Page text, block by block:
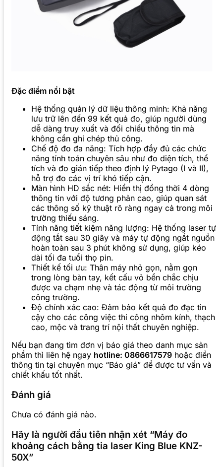
Đặc điểm nổi bật
Hệ thống quản lý dữ liệu thông minh: Khả năng
lưu trữ lên đến 99 kết quả đo, giúp người dùng
dễ dàng truy xuất và đối chiếu thông tin mà
không cần ghi chép thủ công.
Chế độ đo đa năng: Tích hợp đầy đủ các chức
năng tính toán chuyên sâu như đo diện tích, thể
tích và đo gián tiếp theo định lý Pytago (I và II),
hỗ trợ đo các vị trí khó tiếp cận.
Màn hình HD sắc nét: Hiển thị đồng thời 4 dòng
thông tin với độ tương phản cao, giúp quan sát
các thông số kỹ thuật rõ ràng ngay cả trong môi
trường thiếu sáng.
Tính năng tiết kiệm năng lượng: Hệ thống laser tự
động tắt sau 30 giây và máy tự động ngắt nguồn
hoàn toàn sau 3 phút không sử dụng, giúp kéo
dài tối đa tuổi thọ pin.
Thiết kế tối ưu: Thân máy nhỏ gọn, nằm gọn
trong lòng bàn tay, kết cấu vỏ bền chắc chịu
được va chạm nhẹ và tác động từ môi trường
công trường.
Độ chính xác cao: Đảm bảo kết quả đo đạc tin
cậy cho các công việc thi công nhôm kính, thạch
cao, mộc và trang trí nội thất chuyên nghiệp.
Nếu bạn đang tìm đơn vị báo giá theo danh mục sản
phẩm thì liên hệ ngay hotline: 0866617579 hoặc điền
thông tin tại chuyên mục “Báo giá” để được tư vấn và
chiết khấu tốt nhất.
Đánh giá
Chưa có đánh giá nào.
Hãy là người đầu tiên nhận xét “Máy đo
khoảng cách bằng tia laser King Blue KNZ-
50X”